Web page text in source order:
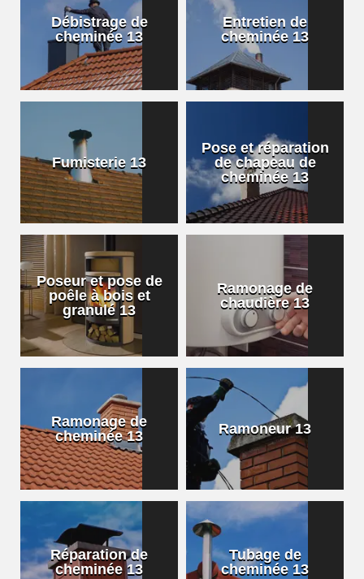
Débistrage de
cheminée 13
Entretien de
cheminée 13
Fumisterie 13
Pose et réparation
de chapeau de
cheminée 13
Poseur et pose de
poêle à bois et
granulé 13
Ramonage de
chaudière 13
Ramonage de
cheminée 13
Ramoneur 13
Réparation de
cheminée 13
Tubage de
cheminée 13